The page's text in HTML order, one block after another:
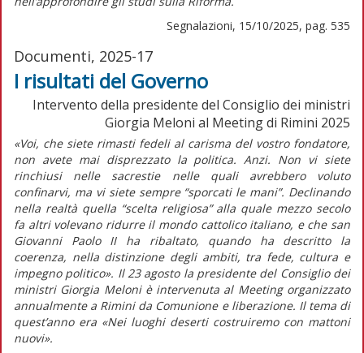
Segnalazioni, 15/10/2025, pag. 535
Documenti, 2025-17
I risultati del Governo
Intervento della presidente del Consiglio dei ministri
Giorgia Meloni al Meeting di Rimini 2025
«Voi, che siete rimasti fedeli al carisma del vostro fondatore,
non avete mai disprezzato la politica. Anzi. Non vi siete
rinchiusi nelle sacrestie nelle quali avrebbero voluto
confinarvi, ma vi siete sempre “sporcati le mani”. Declinando
nella realtà quella “scelta religiosa” alla quale mezzo secolo
fa altri volevano ridurre il mondo cattolico italiano, e che san
Giovanni Paolo II ha ribaltato, quando ha descritto la
coerenza, nella distinzione degli ambiti, tra fede, cultura e
impegno politico». Il 23 agosto la presidente del Consiglio dei
ministri Giorgia Meloni è intervenuta al Meeting organizzato
annualmente a Rimini da Comunione e liberazione. Il tema di
quest’anno era «Nei luoghi deserti costruiremo con mattoni
nuovi».